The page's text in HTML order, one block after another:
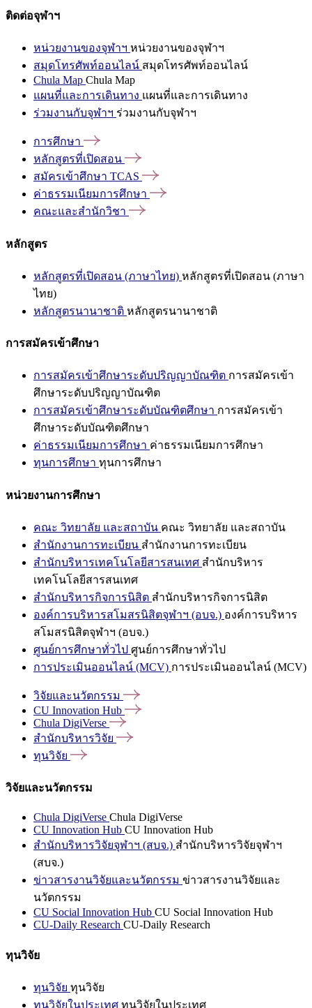
ติดต่อจุฬาฯ
หน่วยงานของจุฬาฯ หน่วยงานของจุฬาฯ
สมุดโทรศัพท์ออนไลน์ สมุดโทรศัพท์ออนไลน์
Chula Map Chula Map
แผนที่และการเดินทาง แผนที่และการเดินทาง
ร่วมงานกับจุฬาฯ ร่วมงานกับจุฬาฯ
การศึกษา
หลักสูตรที่เปิดสอน
สมัครเข้าศึกษา TCAS
ค่าธรรมเนียมการศึกษา
คณะและสำนักวิชา
หลักสูตร
หลักสูตรที่เปิดสอน (ภาษาไทย) หลักสูตรที่เปิดสอน (ภาษา
ไทย)
หลักสูตรนานาชาติ หลักสูตรนานาชาติ
การสมัครเข้าศึกษา
การสมัครเข้าศึกษาระดับปริญญาบัณฑิต การสมัครเข้า
ศึกษาระดับปริญญาบัณฑิต
การสมัครเข้าศึกษาระดับบัณฑิตศึกษา การสมัครเข้า
ศึกษาระดับบัณฑิตศึกษา
ค่าธรรมเนียมการศึกษา ค่าธรรมเนียมการศึกษา
ทุนการศึกษา ทุนการศึกษา
หน่วยงานการศึกษา
คณะ วิทยาลัย และสถาบัน คณะ วิทยาลัย และสถาบัน
สำนักงานการทะเบียน สำนักงานการทะเบียน
สำนักบริหารเทคโนโลยีสารสนเทศ สำนักบริหาร
เทคโนโลยีสารสนเทศ
สำนักบริหารกิจการนิสิต สำนักบริหารกิจการนิสิต
องค์การบริหารสโมสรนิสิตจุฬาฯ (อบจ.) องค์การบริหาร
สโมสรนิสิตจุฬาฯ (อบจ.)
ศูนย์การศึกษาทั่วไป ศูนย์การศึกษาทั่วไป
การประเมินออนไลน์ (MCV) การประเมินออนไลน์ (MCV)
วิจัยและนวัตกรรม
CU Innovation Hub
Chula DigiVerse
สำนักบริหารวิจัย
ทุนวิจัย
วิจัยและนวัตกรรม
Chula DigiVerse Chula DigiVerse
CU Innovation Hub CU Innovation Hub
สำนักบริหารวิจัยจุฬาฯ (สบจ.) สำนักบริหารวิจัยจุฬาฯ
(สบจ.)
ข่าวสารงานวิจัยและนวัตกรรม ข่าวสารงานวิจัยและ
นวัตกรรม
CU Social Innovation Hub CU Social Innovation Hub
CU-Daily Research CU-Daily Research
ทุนวิจัย
ทุนวิจัย ทุนวิจัย
ทุนวิจัยในประเทศ ทุนวิจัยในประเทศ